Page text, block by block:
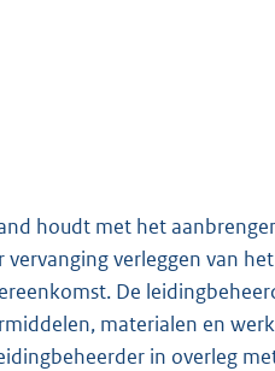
houdt met het
verleggen van
De
materialen en
in overleg